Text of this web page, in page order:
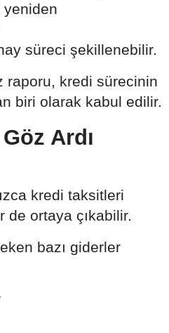
yeniden
süreci şekillenebilir.
raporu, kredi sürecinin
biri olarak kabul edilir.
Ardı
kredi taksitleri
de ortaya çıkabilir.
bazı giderler